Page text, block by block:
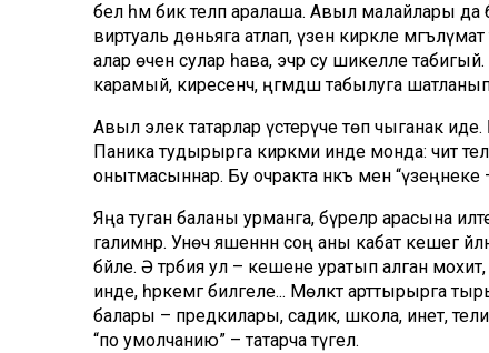
белә һәм бик теләп аралаша. Авыл малайлары
виртуаль дөньяга атлап, үзенә кирәкле
алар өчен сулар һава, эчәр су шикелле
карамый, кире­сенчә, әңгәмәдәш табылуга
Авыл элек татарлар үстерүче төп чыганак иде.
Паника тудырырга кирәкми инде монда: чит
онытмасыннар. Бу очракта нәкъ менә “үзеңнеке
Яңа туган баланы урманга, бүреләр арасына
галимнәр. Унөч яшеннән соң аны кабат кешегә
бәйле. Ә тәрбия ул – кешене уратып алган
инде, һәркемгә билгеле... Мөлкәт арттырырга
балары – пред­килары, садик, школа, инет,
“по умолчанию” – татарча түгел.